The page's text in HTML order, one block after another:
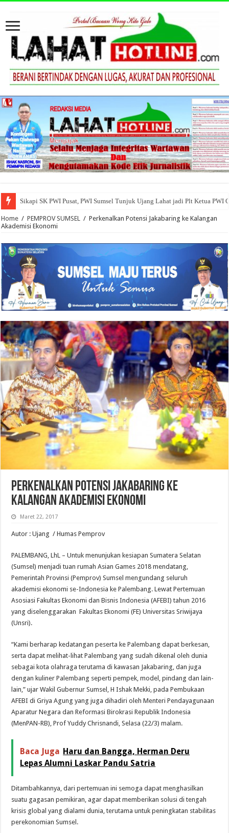
Sikapi SK PWI Pusat, PWI Sumsel Tunjuk Ujang Lahat jadi Plt Ketua PWI
Home / PEMPROV SUMSEL / Perkenalkan Potensi Jakabaring ke Kalangan
Akademisi Ekonomi
Perkenalkan Potensi Jakabaring ke
Kalangan Akademisi Ekonomi
Maret 22, 2017
Autor : Ujang / Humas Pemprov
PALEMBANG, LhL – Untuk menunjukan kesiapan Sumatera Selatan
(Sumsel) menjadi tuan rumah Asian Games 2018 mendatang,
Pemerintah Provinsi (Pemprov) Sumsel mengundang seluruh
akademisi ekonomi se-Indonesia ke Palembang. Lewat Pertemuan
Asosiasi Fakultas Ekonomi dan Bisnis Indonesia (AFEBI) tahun 2016
yang diselenggarakan Fakultas Ekonomi (FE) Universitas Sriwijaya
(Unsri).
“Kami berharap kedatangan peserta ke Palembang dapat berkesan,
serta dapat melihat-lihat Palembang yang sudah dikenal oleh dunia
sebagai kota olahraga terutama di kawasan Jakabaring, dan juga
dengan kuliner Palembang seperti pempek, model, pindang dan lain-
lain,” ujar Wakil Gubernur Sumsel, H Ishak Mekki, pada Pembukaan
AFEBI di Griya Agung yang juga dihadiri oleh Menteri Pendayagunaan
Aparatur Negara dan Reformasi Birokrasi Republik Indonesia
(MenPAN-RB), Prof Yuddy Chrisnandi, Selasa (22/3) malam.
Baca Juga Haru dan Bangga, Herman Deru
Lepas Alumni Laskar Pandu Satria
Ditambahkannya, dari pertemuan ini semoga dapat menghasilkan
suatu gagasan pemikiran, agar dapat memberikan solusi di tengah
krisis global yang dialami dunia, terutama untuk peningkatan stabilitas
perekonomian Sumsel.